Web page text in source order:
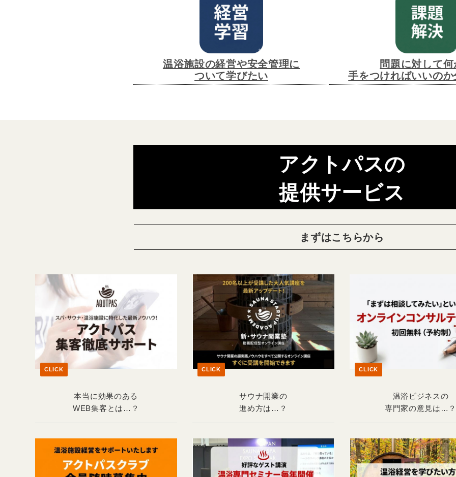
温浴施設の経営や安全管理に
ついて学びたい
問題に対して
手をつければいいの
アクトパスの
提供サービス
まずはこちらから
CLICK
本当に効果のある
WEB集客とは…？
CLICK
サウナ開業の
進め方は…？
CLICK
温浴ビジネスの
専門家の意見は…